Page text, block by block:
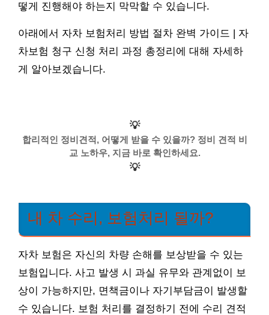
떻게 진행해야 하는지 막막할 수 있습니다.
아래에서 자차 보험처리 방법 절차 완벽 가이드 | 자
차보험 청구 신청 처리 과정 총정리에 대해 자세하
게 알아보겠습니다.
💡
합리적인 정비견적, 어떻게 받을 수 있을까? 정비 견적 비
교 노하우, 지금 바로 확인하세요.
💡
내 차 수리, 보험처리 될까?
자차 보험은 자신의 차량 손해를 보상받을 수 있는
보험입니다. 사고 발생 시 과실 유무와 관계없이 보
상이 가능하지만, 면책금이나 자기부담금이 발생할
수 있습니다. 보험 처리를 결정하기 전에 수리 견적